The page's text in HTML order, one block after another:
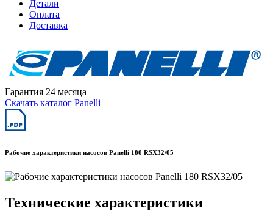
Детали
Оплата
Доставка
Гарантия 24 месяца
Скачать каталог Panelli
Рабочие характеристики насосов Panelli 180 RSX32/05
Технические характеристики